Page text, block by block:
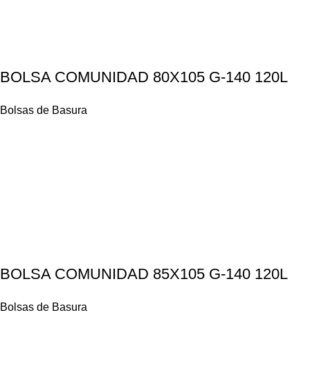
BOLSA COMUNIDAD 80X105 G-140 120L
Bolsas de Basura
BOLSA COMUNIDAD 85X105 G-140 120L
Bolsas de Basura